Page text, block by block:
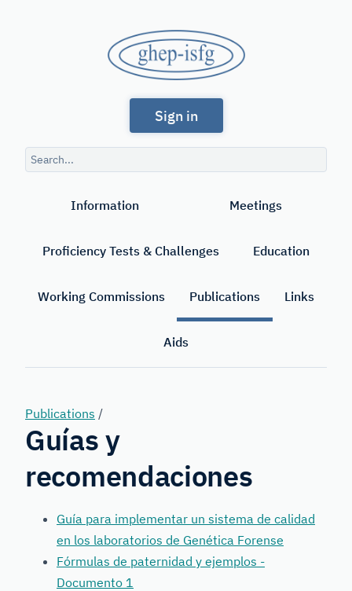
GHEP
-
ISFG
Portuguese-
speaking
Working
International
Forensic
Sign in
Search
query
Information Meetings
Proficiency Tests & Challenges Education
Working Commissions Publications Links
Aids
Publications /
Guías y
recomendaciones
Guía para implementar un sistema de calidad
en los laboratorios de Genética Forense
Fórmulas de paternidad y ejemplos -
Documento 1